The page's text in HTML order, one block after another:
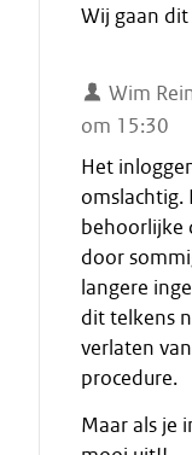
Wij gaan
Wim
om 15:30
Het
omslachtig.
behoorlijke
door
langere
dit telkens
verlaten
procedure.
Maar als je